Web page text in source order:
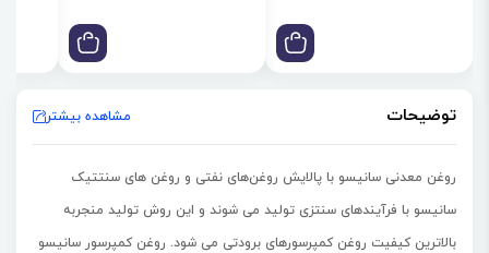
توضیحات مشاهده بیشتر
روغن معدنی سانیسو با پالایش روغن‌های نفتی و روغن های سنتتیک
سانیسو با فرآیندهای سنتزی تولید می شوند و این روش تولید منجربه
بالاترین کیفیت روغن کمپرسورهای برودتی می شود. روغن کمپرسور سانیسو